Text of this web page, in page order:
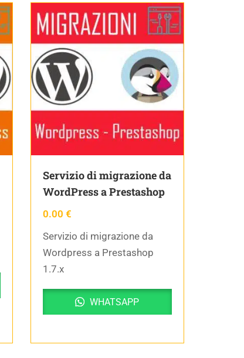
Servizio di migrazione da
WordPress a Prestashop
0.00 €
Servizio di migrazione da
Wordpress a Prestashop
1.7.x
WHATSAPP